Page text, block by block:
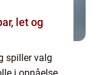
let og
spiller valg
i opnåelse